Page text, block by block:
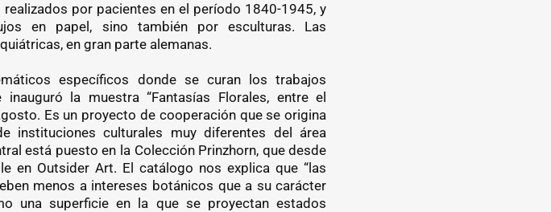
por pacientes en el período 1840-1945, y
en papel, sino también por esculturas. Las
en gran parte alemanas.
específicos donde se curan los trabajos
la muestra “Fantasías Florales, entre el
Es un proyecto de cooperación que se origina
instituciones culturales muy diferentes del área
está puesto en la Colección Prinzhorn, que desde
en Outsider Art. El catálogo nos explica que “las
menos a intereses botánicos que a su carácter
una superficie en la que se proyectan estados